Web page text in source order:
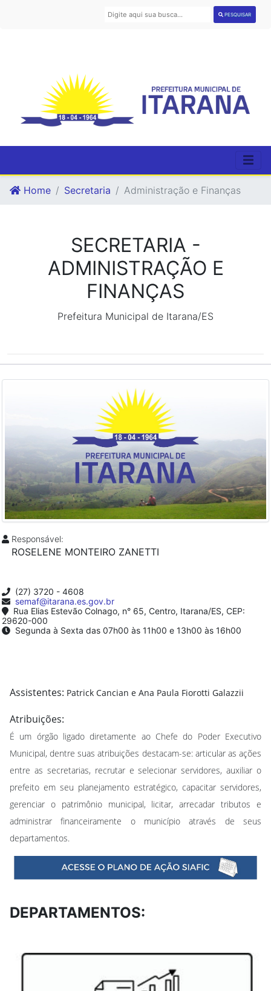
PESQUISAR
Home Secretaria Administração e Finanças
SECRETARIA -
ADMINISTRAÇÃO E
FINANÇAS
Prefeitura Municipal de Itarana/ES
Responsável:
ROSELENE MONTEIRO ZANETTI
(27) 3720 - 4608
semaf@itarana.es.gov.br
Rua Elias Estevão Colnago, n° 65, Centro, Itarana/ES, CEP:
29620-000
Segunda à Sexta das 07h00 às 11h00 e 13h00 às 16h00
Assistentes: Patrick Cancian e Ana Paula Fiorotti Galazzii
Atribuições:
É um órgão ligado diretamente ao Chefe do Poder Executivo
Municipal, dentre suas atribuições destacam-se: articular as ações
entre as secretarias, recrutar e selecionar servidores, auxiliar o
prefeito em seu planejamento estratégico, capacitar servidores,
gerenciar o patrimônio municipal, licitar, arrecadar tributos e
administrar financeiramente o município através de seus
departamentos.
DEPARTAMENTOS: